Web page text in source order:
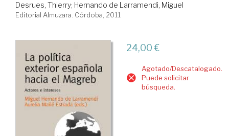
Desrues, Thierry; Hernando de Larramendi, Miguel
Editorial Almuzara. Córdoba, 2011
24,00 €
Agotado/Descatalogado.
Puede solicitar
búsqueda.